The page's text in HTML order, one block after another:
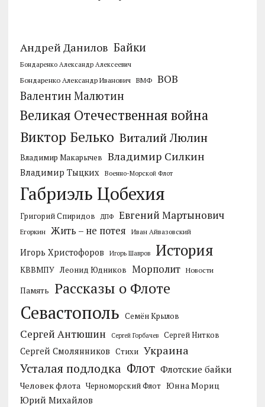
Андрей Данилов Байки
Бондаренко Александр Алексеевич
Бондаренко Александр Иванович ВМФ ВОВ
Валентин Малютин
Великая Отечественная война
Виктор Белько Виталий Люлин
Владимир Макарычев Владимир Силкин
Владимир Тыцких Военно-Морской Флот
Габриэль Цобехия
Григорий Спиридов ДПФ Евгений Мартынович
Егоркин Жить – не потея Иван Айвазовский
Игорь Христофоров Игорь Шавров История
КВВМПУ Леонид Юдников Морполит Новости
Память Рассказы о Флоте
Севастополь Семён Крылов
Сергей Антюшин Сергей Горбачев Сергей Нитков
Сергей Смолянников Стихи Украина
Усталая подлодка Флот Флотские байки
Человек флота Черноморский Флот Юнна Мориц
Юрий Михайлов